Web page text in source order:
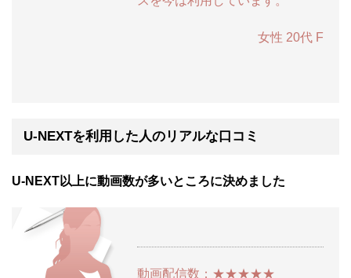
女性 20代 F
U-NEXTを利用した人のリアルな口コミ
U-NEXT以上に動画数が多いところに決めました
動画配信数：★★★★★